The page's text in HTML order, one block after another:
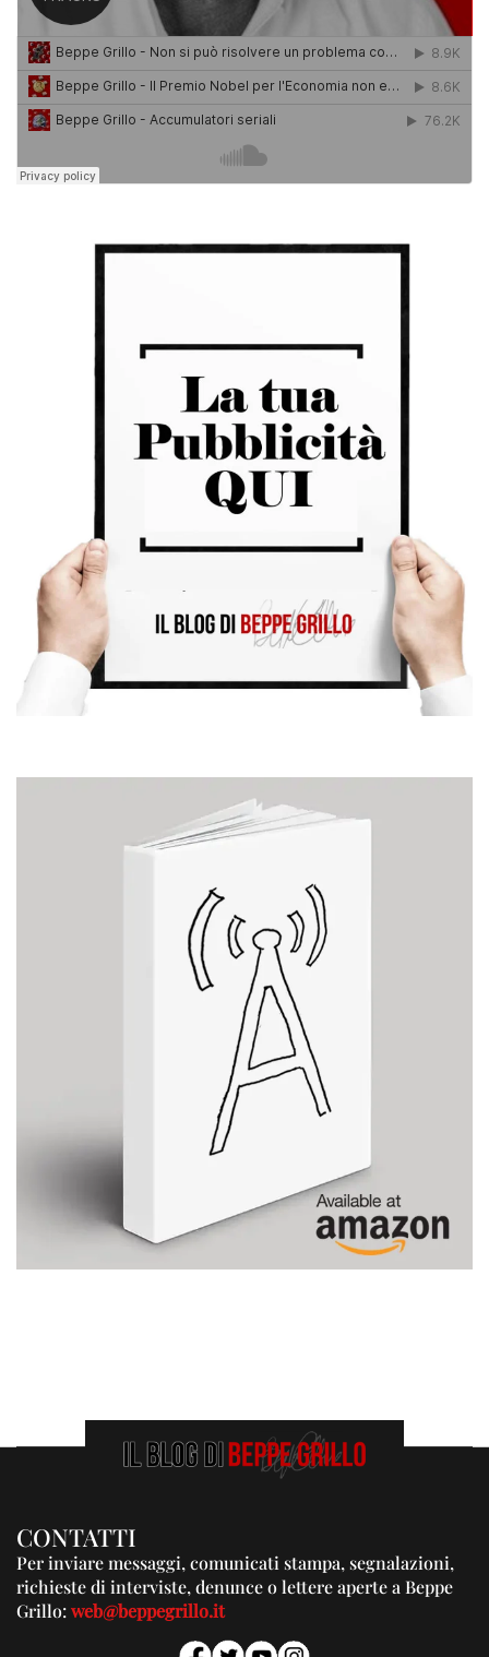
CONTATTI
Per inviare messaggi, comunicati stampa, segnalazioni,
richieste di interviste, denunce o lettere aperte a Beppe
Grillo:web@beppegrillo.it